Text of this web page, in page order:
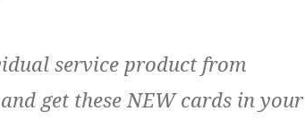
service product from
and get these NEW cards in your